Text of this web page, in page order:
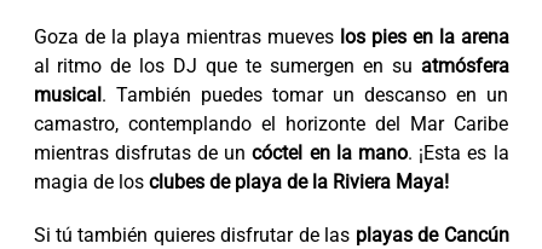
Goza de la playa mientras mueves los pies en la arena
al ritmo de los DJ que te sumergen en su atmósfera
musical. También puedes tomar un descanso en un
camastro, contemplando el horizonte del Mar Caribe
mientras disfrutas de uncóctel en la mano. ¡Esta es la
magia de los clubes de playa de la Riviera Maya!
Si tú también quieres disfrutar de las playas de Cancún